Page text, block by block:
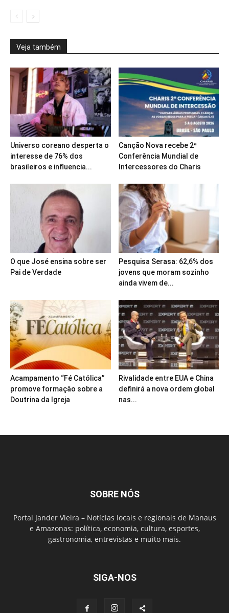
Veja também
Universo coreano desperta o
interesse de 76% dos
brasileiros e influencia...
Canção Nova recebe 2ª
Conferência Mundial de
Intercessores do Charis
O que José ensina sobre ser
Pai de Verdade
Pesquisa Serasa: 62,6% dos
jovens que moram sozinho
ainda vivem de...
Acampamento “Fé Católica”
promove formação sobre a
Doutrina da Igreja
Rivalidade entre EUA e China
definirá a nova ordem global
nas...
SOBRE NÓS
Portal Jander Vieira – Notícias locais e regionais de Manaus
e Amazonas: política, economia, cultura, esportes,
gastronomia, entrevistas e muito mais.
SIGA-NOS